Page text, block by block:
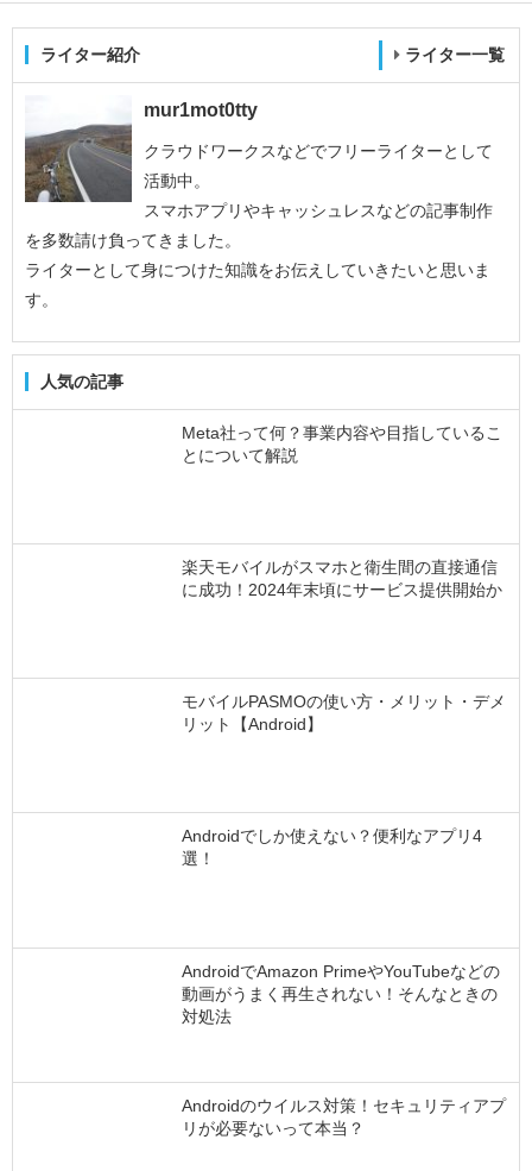
ライター紹介 ライター一覧
mur1mot0tty
クラウドワークスなどでフリーライターとして
活動中。
スマホアプリやキャッシュレスなどの記事制作
を多数請け負ってきました。
ライターとして身につけた知識をお伝えしていきたいと思いま
す。
人気の記事
Meta社って何？事業内容や目指しているこ
とについて解説
楽天モバイルがスマホと衛生間の直接通信
に成功！2024年末頃にサービス提供開始か
モバイルPASMOの使い方・メリット・デメ
リット【Android】
Androidでしか使えない？便利なアプリ4
選！
AndroidでAmazon PrimeやYouTubeなどの
動画がうまく再生されない！そんなときの
対処法
Androidのウイルス対策！セキュリティアプ
リが必要ないって本当？